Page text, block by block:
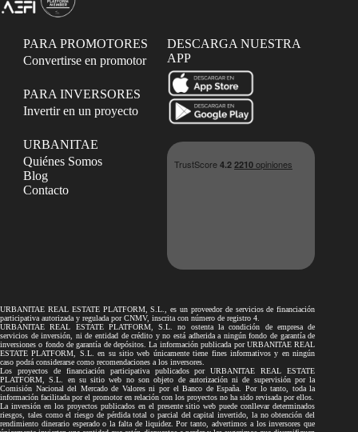
PARA PROMOTORES
Convertirse en promotor
PARA INVERSORES
Invertir en un proyecto
URBANITAE
Quiénes Somos
Blog
Contacto
DESCARGA NUESTRA
APP
URBANITAE REAL ESTATE PLATFORM, S.L., es un proveedor de servicios de financiación
participativa autorizada y regulada por CNMV, inscrita con número de registro 4.
URBANITAE REAL ESTATE PLATFORM, S.L. no ostenta la condición de empresa de
servicios de inversión, ni de entidad de crédito y no está adherida a ningún fondo de garantía de
inversiones o fondo de garantía de depósitos. La información publicada por URBANITAE REAL
ESTATE PLATFORM, S.L. en su sitio web únicamente tiene fines informativos y en ningún
caso podrá considerarse como recomendaciones a los inversores.
Los proyectos de financiación participativa publicados por URBANITAE REAL ESTATE
PLATFORM, S.L. en su sitio web no son objeto de autorización ni de supervisión por la
Comisión Nacional del Mercado de Valores ni por el Banco de España. Por lo tanto, toda la
información facilitada por el promotor en relación con los proyectos no ha sido revisada por ellos.
La inversión en los proyectos publicados en el presente sitio web puede conllevar determinados
riesgos, tales como el riesgo de pérdida total o parcial del capital invertido, la no obtención del
rendimiento dinerario esperado o la falta de liquidez. Por tanto, advertimos a los inversores que